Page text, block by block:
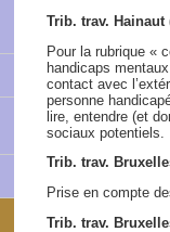
Trib. trav. Hainaut
Pour la rubrique «
handicaps
contact avec
personne
lire, entendre (et
sociaux potentiels.
Trib. trav.
Prise en compte
Trib. trav.